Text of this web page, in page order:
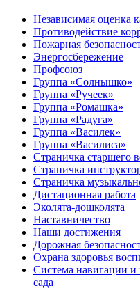
Независимая оценка
Противодействие
Пожарная
Энергосбережение
Профсоюз
Группа «Солнышко»
Группа «Ручеек»
Группа «Ромашка»
Группа «Радуга»
Группа «Василек»
Группа «Василиса»
Страничка старшего
Страничка
Страничка
Дистационная работа
Эколята-дошколята
Наставничество
Наши достижения
Дорожная
Охрана здоровья
Система навигации и
сада